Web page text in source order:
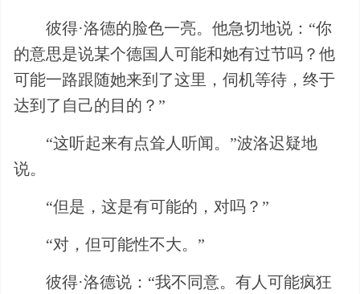
彼得·洛德的脸色一亮。他急切地说：“你
的意思是说某个德国人可能和她有过节吗？他
可能一路跟随她来到了这里，伺机等待，终于
达到了自己的目的？”
“这听起来有点耸人听闻。”波洛迟疑地
说。
“但是，这是有可能的，对吗？”
“对，但可能性不大。”
彼得·洛德说：“我不同意。有人可能疯狂